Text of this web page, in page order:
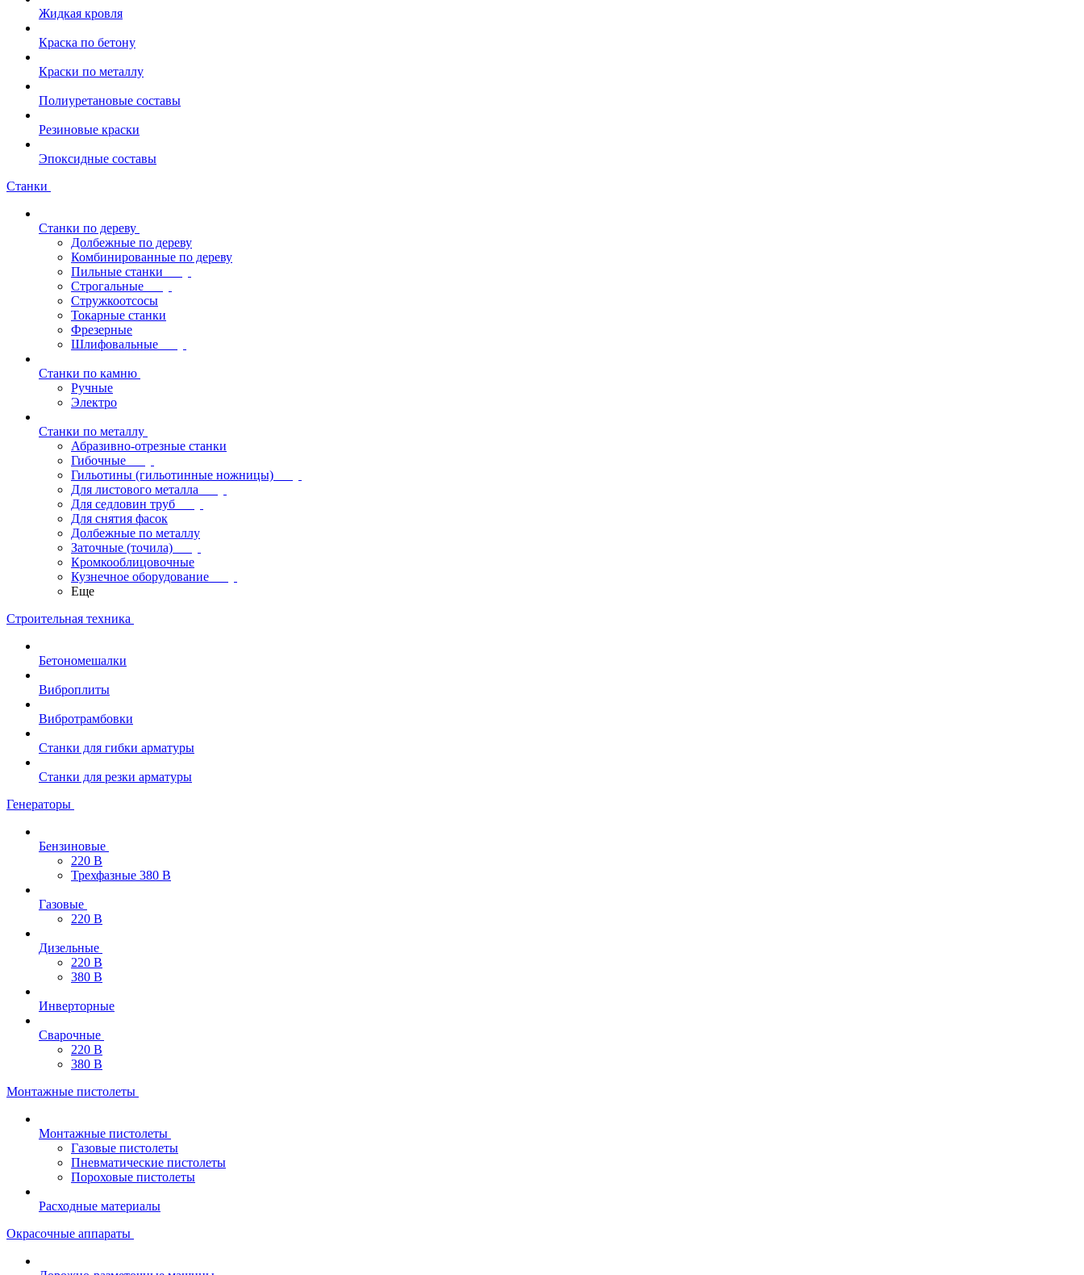
Жидкая кровля
Краска по бетону
Краски по металлу
Полиуретановые составы
Резиновые краски
Эпоксидные составы
Станки
Станки по дереву
Долбежные по дереву
Комбинированные по дереву
Пильные станки
Строгальные
Стружкоотсосы
Токарные станки
Фрезерные
Шлифовальные
Станки по камню
Ручные
Электро
Станки по металлу
Абразивно-отрезные станки
Гибочные
Гильотины (гильотинные ножницы)
Для листового металла
Для седловин труб
Для снятия фасок
Долбежные по металлу
Заточные (точила)
Кромкооблицовочные
Кузнечное оборудование
Еще
Строительная техника
Бетономешалки
Виброплиты
Вибротрамбовки
Станки для гибки арматуры
Станки для резки арматуры
Генераторы
Бензиновые
220 В
Трехфазные 380 В
Газовые
220 В
Дизельные
220 В
380 В
Инверторные
Сварочные
220 В
380 В
Монтажные пистолеты
Монтажные пистолеты
Газовые пистолеты
Пневматические пистолеты
Пороховые пистолеты
Расходные материалы
Окрасочные аппараты